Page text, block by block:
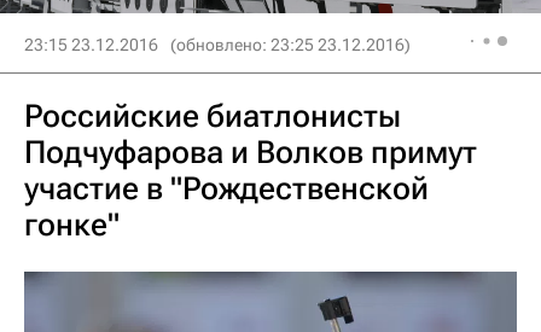
23:15 23.12.2016 (обновлено: 23:25 23.12.2016)
Российские биатлонисты
Подчуфарова и Волков примут
участие в "Рождественской
гонке"